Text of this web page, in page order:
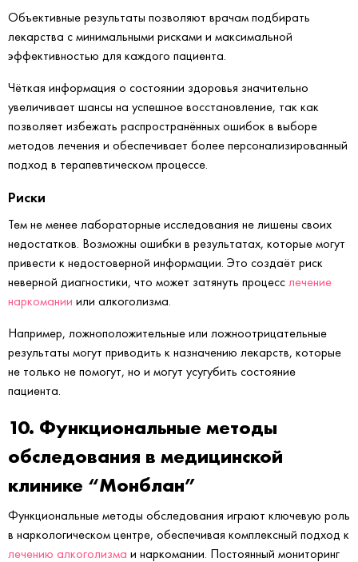
Объективные результаты позволяют врачам подбирать
лекарства с минимальными рисками и максимальной
эффективностью для каждого пациента.
Чёткая информация о состоянии здоровья значительно
увеличивает шансы на успешное восстановление, так как
позволяет избежать распространённых ошибок в выборе
методов лечения и обеспечивает более персонализированный
подход в терапевтическом процессе.
Риски
Тем не менее лабораторные исследования не лишены своих
недостатков. Возможны ошибки в результатах, которые могут
привести к недостоверной информации. Это создаёт риск
неверной диагностики, что может затянуть процесс лечение
наркомании или алкоголизма.
Например, ложноположительные или ложноотрицательные
результаты могут приводить к назначению лекарств, которые
не только не помогут, но и могут усугубить состояние
пациента.
10. Функциональные методы
обследования в медицинской
клинике “Монблан”
Функциональные методы обследования играют ключевую роль
в наркологическом центре, обеспечивая комплексный подход к
лечению алкоголизма и наркомании. Постоянный мониторинг